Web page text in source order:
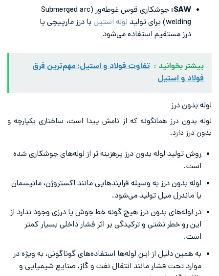
SAW
:
جوشکاری قوس غوطه‌ور (Submerged arc
welding) برای تولید
لوله استیل با درز مارپیچی یا
درز مستقیم استفاده می‌شود
بیشتر بخوانید : تفاوت فولاد و استیل؛ مهم‌ترین فرق
فولاد و استیل
لوله بدون درز
لوله بدون درز همانگونه که از نامش پیدا است، ساختاری یکپارچه و
بدون درز دارد.
روش تولید لوله بدون درز پرهزینه تر از لوله‌‌های جوشکاری شده
است.
لوله بدون درز به وسیله فرایندهایی مانند اکستروژن، مانیسمان
یا ماندرل میل تولید می‌شود.
در لوله‌‌های بدون درز هیچ گونه خط جوش یا درزی وجود ندارد از
این رو خطر نشتی و ترکیدگی بر اثر فشار داخلی بسیار کمتر
است.
به همین دلیل از این لوله‌‌ها استفاده‌های گوناگونی، به ویژه در
موارد تحت فشار مانند انتقال نفت و گاز، صنایع شیمیایی و